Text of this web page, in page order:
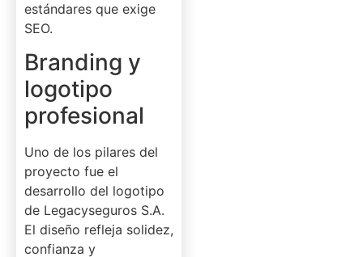
estándares que exige
SEO.
Branding y
logotipo
profesional
Uno de los pilares del
proyecto fue el
desarrollo del logotipo
de Legacyseguros S.A.
El diseño refleja solidez,
confianza y